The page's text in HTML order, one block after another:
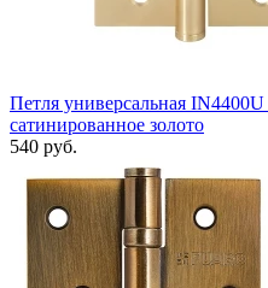
Петля универсальная
сатинированное золото
540 руб.